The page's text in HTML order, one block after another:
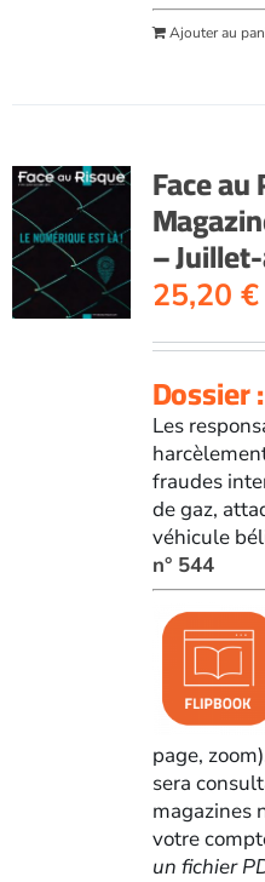
Ajouter au
Face au
–
25,20 €
Dossier
Les
fraudes
de gaz,
véhicule
n° 544
page,
sera
magazines
votre
un fichier